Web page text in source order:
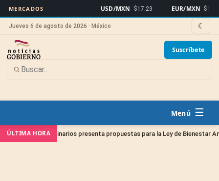
MERCADOS USD/MXN $17.23 EUR/MXN $19.91
Jueves 6 de agosto de 2026 · México ☾
Suscríbete
☰
ÚLTIMA HORA
Veterinarios presenta propuestas para la Ley de Bienestar Animal